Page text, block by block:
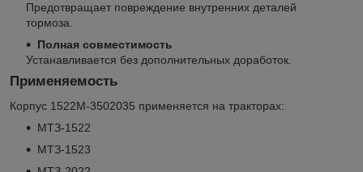
Предотвращает повреждение внутренних деталей
тормоза.
Полная совместимость
Устанавливается без дополнительных доработок.
Применяемость
Корпус 1522М-3502035 применяется на тракторах:
МТЗ-1522
МТЗ-1523